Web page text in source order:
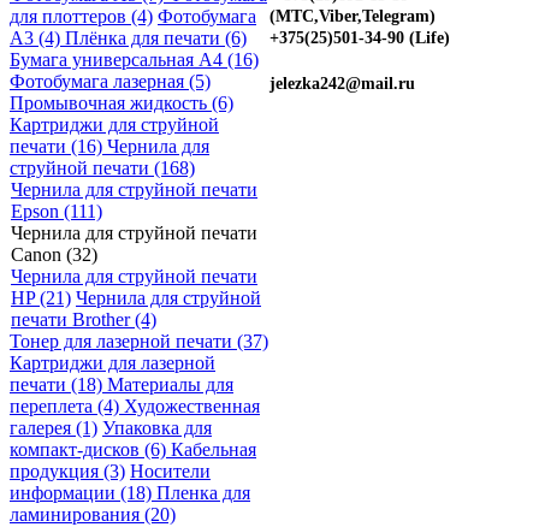
для плоттеров (4) Фотобумага
A3 (4) Плёнка для печати (6)
Бумага универсальная A4 (16)
Фотобумага лазерная (5)
Промывочная жидкость (6)
Картриджи для струйной
печати (16) Чернила для
струйной печати (168)
Чернила для струйной печати
Epson (111)
Чернила для струйной печати
Canon (32)
Чернила для струйной печати
HP (21) Чернила для струйной
печати Brother (4)
Тонер для лазерной печати (37)
Картриджи для лазерной
печати (18) Материалы для
переплета (4) Художественная
галерея (1) Упаковка для
компакт-дисков (6) Кабельная
продукция (3) Носители
информации (18) Пленка для
ламинирования (20)
(МТС,Viber,Telegram)
+375(25)501-34-90 (Life)
jelezka242@mail.ru